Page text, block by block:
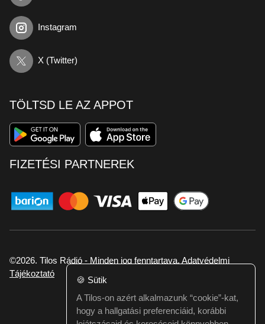
Instagram
X (Twitter)
TÖLTSD LE AZ APPOT
FIZETÉSI PARTNEREK
©2026. Tilos Rádió - Minden jog fenntartava. Adatvédelmi
Tájékoztató
Ha hibát találtál vagy kérdésed van itt jelezd:
🍪 Sütik
A Tilos-on azért alkalmazunk “cookie”-kat,
hogy a hallgatási preferenciáid, korábbi